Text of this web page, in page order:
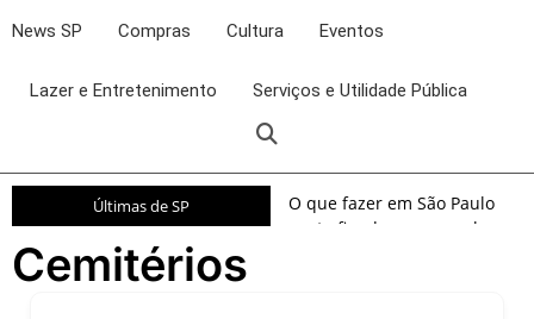
News SP Compras Cultura Eventos
Lazer e Entretenimento Serviços e Utilidade Pública
Últimas de SP
O que fazer em São Paulo
neste fim de semana: shows,
Cemitérios